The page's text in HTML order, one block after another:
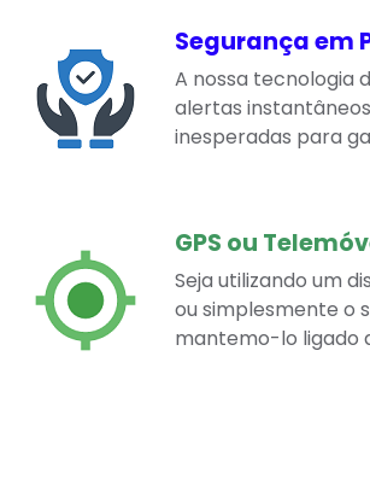
Segurança em
A nossa tecnologia
alertas
inesperadas para
GPS ou
Seja utilizando um
ou simplesmente o
mantemo-lo ligado